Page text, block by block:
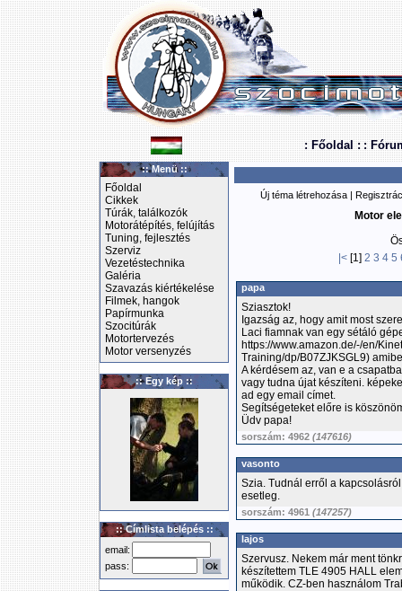
: Főoldal : :
:: Menü ::
Főoldal
Cikkek
Túrák, találkozók
Motorátépítés, felújítás
Tuning, fejlesztés
Szerviz
Vezetéstechnika
Galéria
Szavazás kiértékelése
Filmek, hangok
Papírmunka
Szocitúrák
Motortervezés
Motor versenyzés
:: Egy kép ::
:: Címlista belépés ::
email:
pass:
Új téma létrehozása |
Motor
|<[1] 2 3 4 5
papa
Sziasztok!
Igazság az, hogy amit most
Laci fiamnak van egy sétáló
https://www.amazon.de/-/en/
Training/dp/B07ZJKSGL9)
A kérdésem az, van e a
vagy tudna újat készíteni.
ad egy email címet.
Segítségeteket előre is
Üdv papa!
sorszám: 4962 (147616)
vasonto
Szia. Tudnál erről a
esetleg.
sorszám: 4961 (147257)
lajos
Szervusz. Nekem már ment
készítettem TLE 4905 HALL
működik. CZ-ben használom